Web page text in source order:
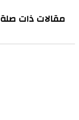
مقالات ذات صلة